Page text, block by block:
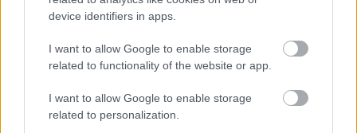
device identifiers in apps.
I want to allow Google to enable storage
related to functionality of the website or app.
I want to allow Google to enable storage
related to personalization.